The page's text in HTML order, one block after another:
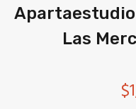
Las